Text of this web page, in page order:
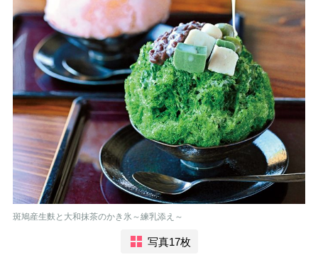
斑鳩産生麩と大和抹茶のかき氷～練乳添え～
写真17枚